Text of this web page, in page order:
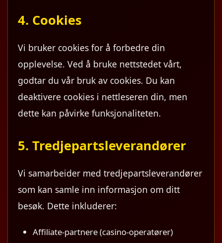
4. Cookies
Vi bruker cookies for å forbedre din
opplevelse. Ved å bruke nettstedet vårt,
godtar du vår bruk av cookies. Du kan
deaktivere cookies i nettleseren din, men
dette kan påvirke funksjonaliteten.
5. Tredjepartsleverandører
Vi samarbeider med tredjepartsleverandører
som kan samle inn informasjon om ditt
besøk. Dette inkluderer:
Affiliate-partnere (casino-operatører)